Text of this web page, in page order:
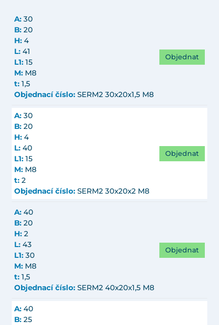
A: 30
B: 20
H: 4
L: 41
L1: 15
M: M8
t: 1,5
Objednací číslo: SERM2 30x20x1,5 M8
Objednat
A: 30
B: 20
H: 4
L: 40
L1: 15
M: M8
t: 2
Objednací číslo: SERM2 30x20x2 M8
Objednat
A: 40
B: 20
H: 2
L: 43
L1: 30
M: M8
t: 1,5
Objednací číslo: SERM2 40x20x1,5 M8
Objednat
A: 40
B: 25